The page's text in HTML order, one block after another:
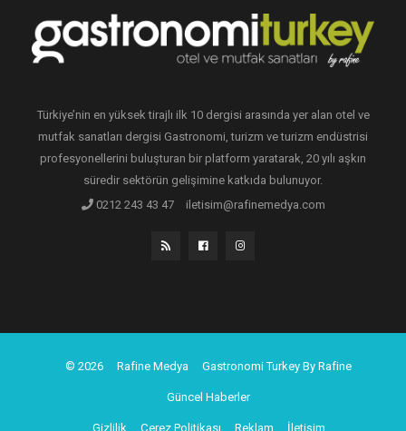
Türkiye’nin en yüksek tirajlı ilk 10 dergisi arasında yer alan otel ve
mutfak sanatları dergisi Gastronomi, turizm ve turizm endüstrisi
profesyonellerini buluşturan bir platform yaratarak, 20 yılı aşkın
süredir sektörün gelişimine katkıda bulunuyor.
0212 243 43 47
iletisim@rafinemedya.com
© 2026 Rafine Medya Gastronomi Turkey By Rafine
Güncel Haberler
Gizlilik Çerez Politikası Reklam İletişim